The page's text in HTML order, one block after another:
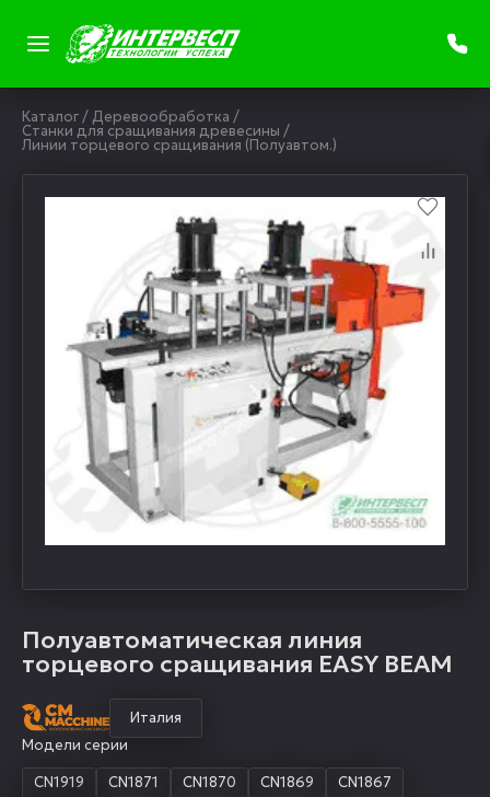
Каталог/ Деревообработка /
Станки для сращивания древесины /
Линии торцевого сращивания (Полуавтом.)
Полуавтоматическая линия
торцевого сращивания EASY BEAM
Италия
Модели серии
CN1919
CN1871 CN1870 CN1869
CN1867